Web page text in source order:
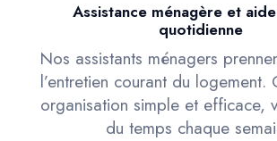
Assistance ménagère et
quotidienne
Nos assistants ménagers
l’entretien courant du logement.
organisation simple et efficace,
du temps chaque